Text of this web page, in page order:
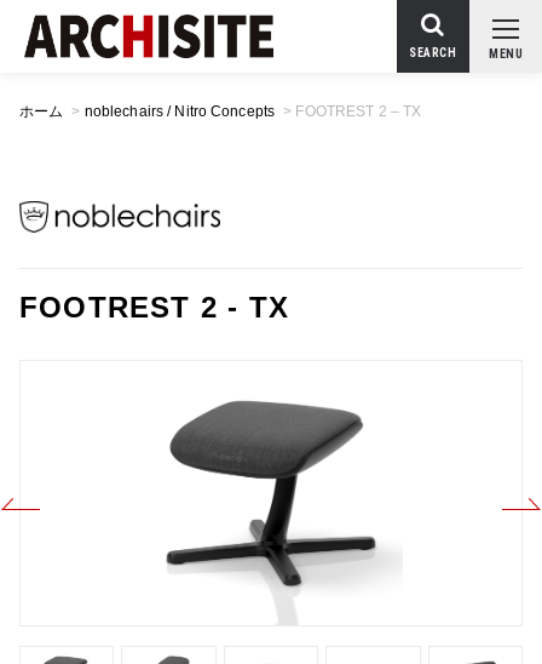
MENU
SEARCH
ホーム > noblechairs / Nitro Concepts > FOOTREST 2 – TX
FOOTREST 2 - TX